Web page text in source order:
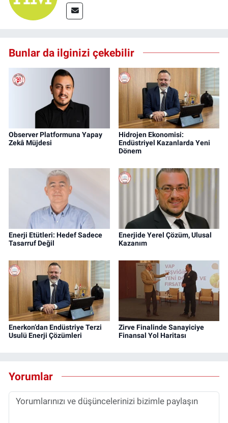
Bunlar da ilginizi çekebilir
Observer Platformuna Yapay
Zekâ Müjdesi
Hidrojen Ekonomisi:
Endüstriyel Kazanlarda Yeni
Dönem
Enerji Etütleri: Hedef Sadece
Tasarruf Değil
Enerjide Yerel Çözüm, Ulusal
Kazanım
Enerkon’dan Endüstriye Terzi
Usulü Enerji Çözümleri
Zirve Finalinde Sanayiciye
Finansal Yol Haritası
Yorumlar